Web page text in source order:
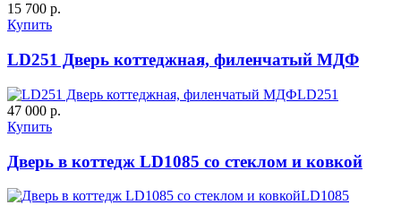
15 700 р.
Купить
LD251 Дверь коттеджная, филенчатый МДФ
LD251
47 000 р.
Купить
Дверь в коттедж LD1085 со стеклом и ковкой
LD1085